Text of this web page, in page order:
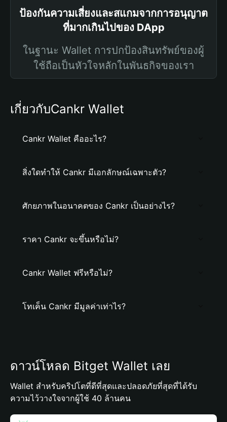
ป้องกันความเสี่ยงและสแกมจากการอนุญาต
ที่มากเกินไปของ DApp
ในฐานะ Wallet การปกป้องสินทรัพย์ของผู้
ใช้ถือเป็นหัวใจหลักในพันธกิจของเรา
เกี่ยวกับCankr Wallet
Cankr Wallet คืออะไร?
สิ่งใดทำให้ Cankr มีเอกลักษณ์เฉพาะตัว?
ศักยภาพในอนาคตของ Cankr เป็นอย่างไร?
ราคา Cankr จะขึ้นหรือไม่?
Cankr Wallet ฟรีหรือไม่?
โทเค็น Cankr มีมูลค่าเท่าไร?
ดาวน์โหลด Bitget Wallet เลย
Wallet สำหรับคริปโตที่ดีที่สุดและปลอดภัยที่สุดที่ได้รับ
ความไว้วางใจจากผู้ใช้ 40 ล้านคน